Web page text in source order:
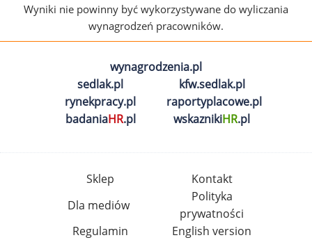
Wyniki nie powinny być wykorzystywane do wyliczania
wynagrodzeń pracowników.
wynagrodzenia.pl
sedlak.pl
kfw.sedlak.pl
rynekpracy.pl
raportyplacowe.pl
badaniaHR.pl wskaznikiHR.pl
Sklep
Kontakt
Dla mediów
Polityka
prywatności
Regulamin
English version